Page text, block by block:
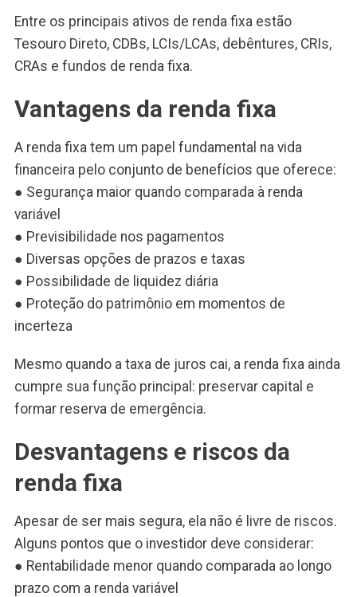
Entre os principais ativos de renda fixa estão
Tesouro Direto, CDBs, LCIs/LCAs, debêntures, CRIs,
CRAs e fundos de renda fixa.
Vantagens da renda fixa
A renda fixa tem um papel fundamental na vida
financeira pelo conjunto de benefícios que oferece:
● Segurança maior quando comparada à renda
variável
● Previsibilidade nos pagamentos
● Diversas opções de prazos e taxas
● Possibilidade de liquidez diária
● Proteção do patrimônio em momentos de
incerteza
Mesmo quando a taxa de juros cai, a renda fixa ainda
cumpre sua função principal: preservar capital e
formar reserva de emergência.
Desvantagens e riscos da
renda fixa
Apesar de ser mais segura, ela não é livre de riscos.
Alguns pontos que o investidor deve considerar:
● Rentabilidade menor quando comparada ao longo
prazo com a renda variável